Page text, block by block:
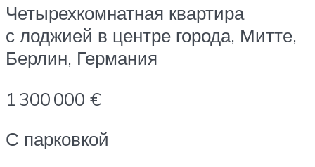
Четырехкомнатная квартира
с лоджией в центре города, Митте,
Берлин, Германия
1 300 000 €
С парковкой